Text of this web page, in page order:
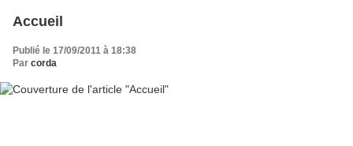
Accueil
Publié le 17/09/2011 à 18:38
Par corda